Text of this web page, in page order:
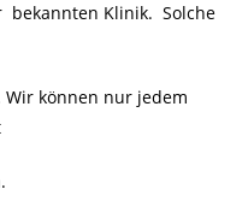
Klinik. Solche
können nur jedem